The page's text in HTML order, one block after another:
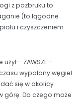
z pozbruku to
(to łągodne
i czyszczeniem
– ZAWSZE –
wypalony węgiel
się w okolicy
górę. Do czego może